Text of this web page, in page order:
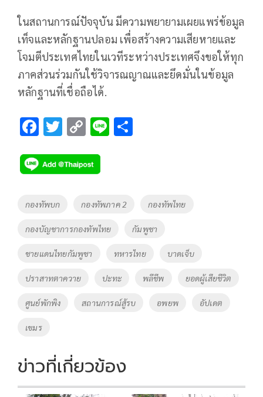
ในสถานการณ์ปัจจุบัน มีความพยายามเผยแพร่ข้อมูล
เท็จและหลักฐานปลอม เพื่อสร้างความเสียหายและ
โจมตีประเทศไทยในเวทีระหว่างประเทศจึงขอให้ทุก
ภาคส่วนร่วมกันใช้วิจารณญาณและยึดมั่นในข้อมูล
หลักฐานที่เชื่อถือได้.
F
e
b
o
o
k
T
tt
er
C
p
y
Li
n
k
Li
Tags
กองทัพบก กองทัพภาค 2 กองทัพไทย
กองบัญชาการกองทัพไทย กัมพูชา
ชายแดนไทยกัมพูชา ทหารไทย บาดเจ็บ
ปราสาทตาควาย ปะทะ พลีชีพ ยอดผู้เสียชีวิต
ศูนย์พักพิง สถานการณ์สู้รบ อพยพ อัปเดต
เขมร
ข่าวที่เกี่ยวข้อง